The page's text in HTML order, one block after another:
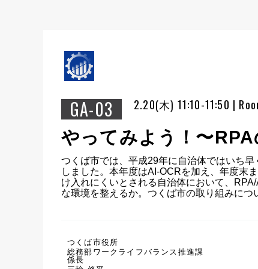
GA-03 2.20(木) 11:10-11:50 |
やってみよう！〜
つくば市では、平成29年に自治体ではいち
しました。本年度はAI-OCRを加え、年度末
け入れにくいとされる自治体において、
な環境を整えるか。つくば市の取り組みにつ
つくば市役所
総務部ワークライフバランス推進課
係長